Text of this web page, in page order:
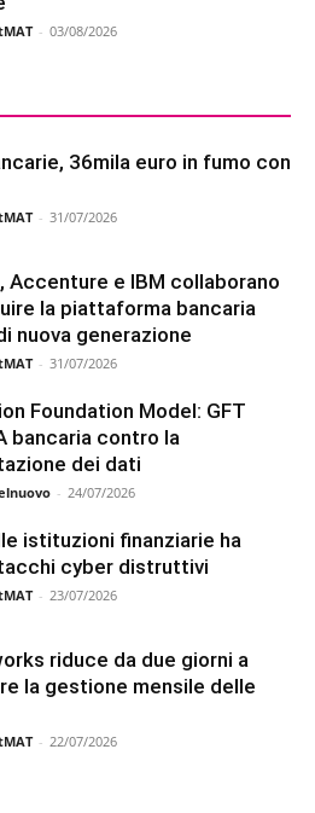
- 03/08/2026
36mila euro in fumo con
- 31/07/2026
Accenture e IBM collaborano
la piattaforma bancaria
nuova generazione
- 31/07/2026
Foundation Model: GFT
bancaria contro la
dei dati
- 24/07/2026
istituzioni finanziarie ha
cyber distruttivi
- 23/07/2026
riduce da due giorni a
la gestione mensile delle
- 22/07/2026